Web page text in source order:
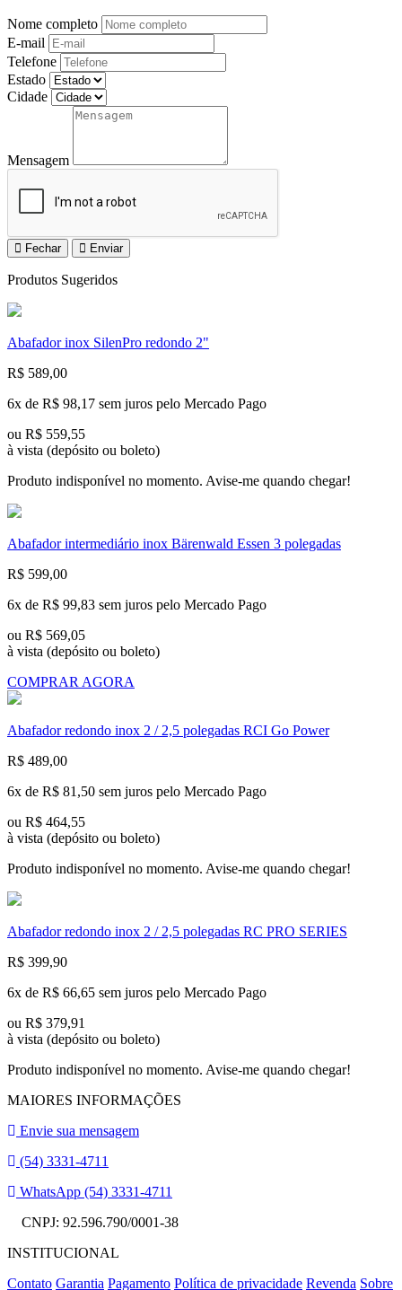
Nome completo
E-mail
Telefone
Estado
Cidade
Mensagem
Fechar Enviar
Produtos Sugeridos
Abafador inox SilenPro redondo 2"
R$ 589,00
6x de R$ 98,17 sem juros pelo Mercado Pago
ou R$ 559,55
à vista (depósito ou boleto)
Produto indisponível no momento. Avise-me quando chegar!
Abafador intermediário inox Bärenwald Essen 3 polegadas
R$ 599,00
6x de R$ 99,83 sem juros pelo Mercado Pago
ou R$ 569,05
à vista (depósito ou boleto)
COMPRAR AGORA
Abafador redondo inox 2 / 2,5 polegadas RCI Go Power
R$ 489,00
6x de R$ 81,50 sem juros pelo Mercado Pago
ou R$ 464,55
à vista (depósito ou boleto)
Produto indisponível no momento. Avise-me quando chegar!
Abafador redondo inox 2 / 2,5 polegadas RC PRO SERIES
R$ 399,90
6x de R$ 66,65 sem juros pelo Mercado Pago
ou R$ 379,91
à vista (depósito ou boleto)
Produto indisponível no momento. Avise-me quando chegar!
MAIORES INFORMAÇÕES
Envie sua mensagem
(54) 3331-4711
WhatsApp (54) 3331-4711
CNPJ: 92.596.790/0001-38
INSTITUCIONAL
Contato Garantia Pagamento Política de privacidade Revenda Sobre